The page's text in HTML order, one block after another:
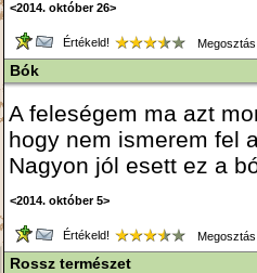
<2014. október 26>
Értékeld!
Bók
A feleségem ma azt
hogy nem ismerem fel
Nagyon jól esett ez a
<2014. október 5>
Értékeld!
Rossz természet